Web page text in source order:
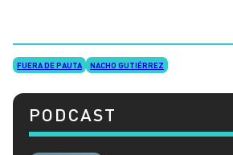
FUERA DE PAUTA NACHO GUTIÉRREZ
PODCAST